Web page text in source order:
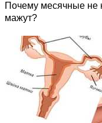
Почему месячные не
мажут?